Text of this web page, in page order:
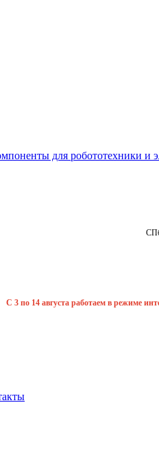
С 3 по 14 августа работаем в режиме